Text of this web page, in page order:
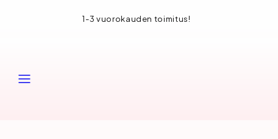
1-3 vuorokauden toimitus!